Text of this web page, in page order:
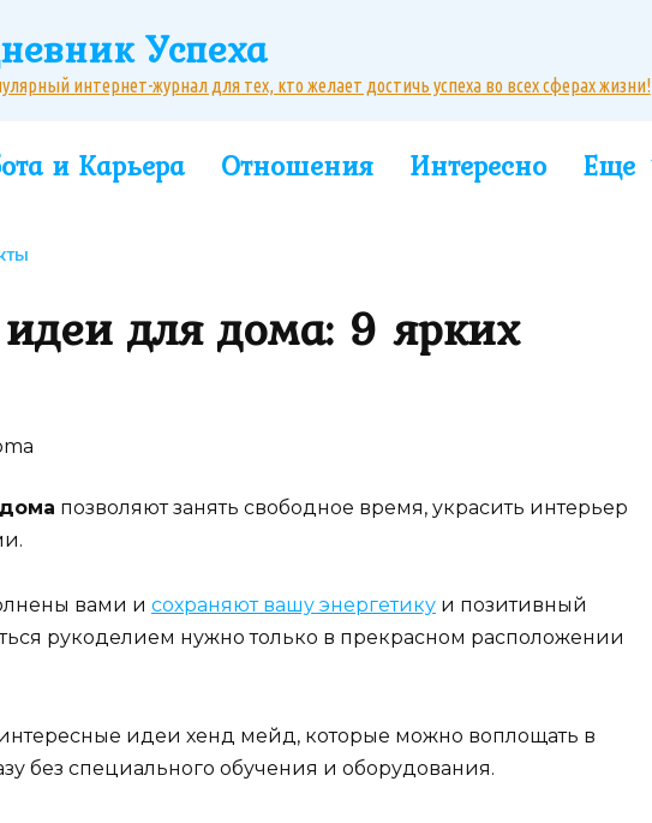
Успеха
интернет-журнал для тех, кто желает достичь успеха во всех сферах жизни!
и Карьера Отношения Интересно Еще
для дома: 9 ярких
позволяют занять свободное время, украсить интерьер
вами и сохраняют вашу энергетику и позитивный
рукоделием нужно только в прекрасном расположении
идеи хенд мейд, которые можно воплощать в
без специального обучения и оборудования.